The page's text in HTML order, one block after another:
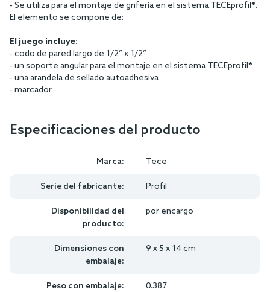
- Se utiliza para el montaje de grifería en el sistema TECEprofil®.
El elemento se compone de:
El juego incluye:
- codo de pared largo de 1/2” x 1/2”
- un soporte angular para el montaje en el sistema TECEprofil®
- una arandela de sellado autoadhesiva
- marcador
Especificaciones del producto
Marca: Tece
Serie del fabricante: Profil
Disponibilidad del
producto:
por encargo
Dimensiones con
embalaje:
9 x 5 x 14 cm
Peso con embalaje: 0.387